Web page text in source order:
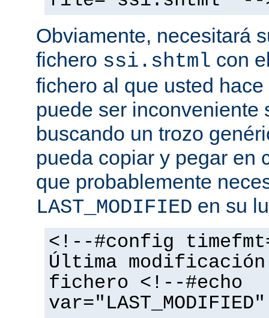
Obviamente, necesitará
fichero ssi.shtml con
fichero al que usted
puede ser inconveniente
buscando un trozo
pueda copiar y pegar en
que probablemente
LAST_MODIFIED en su
<!--#config
Última
fichero <!--#echo